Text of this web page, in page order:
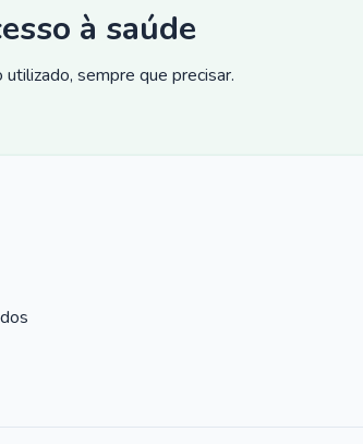
à saúde
sempre que precisar.